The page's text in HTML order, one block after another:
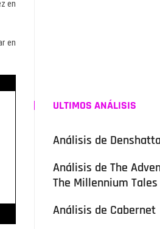
en
en
ULTIMOS ANÁLISIS
Análisis de
Análisis de The
The Millennium Tales
Análisis de Cabernet